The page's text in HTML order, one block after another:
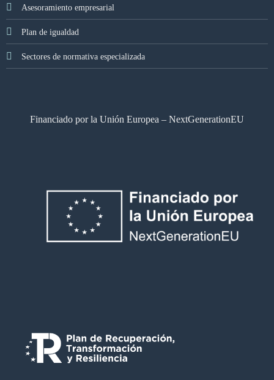
Asesoramiento empresarial
Plan de igualdad
Sectores de normativa especializada
Financiado por la Unión Europea – NextGenerationEU